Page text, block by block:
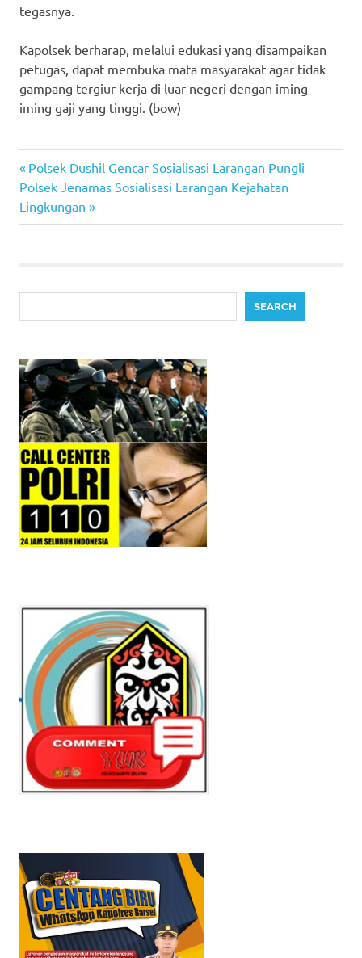
tegasnya.
Kapolsek berharap, melalui edukasi yang disampaikan
petugas, dapat membuka mata masyarakat agar tidak
gampang tergiur kerja di luar negeri dengan iming-
iming gaji yang tinggi. (bow)
Post
navigation
Previous
Post:
Polsek Dushil Gencar Sosialisasi Larangan Pungli
Next
Post:
Polsek Jenamas Sosialisasi Larangan Kejahatan
Lingkungan
SEARCH